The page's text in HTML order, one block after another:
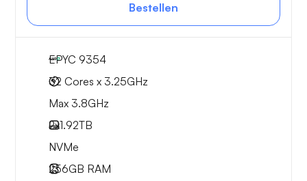
Bestellen
EPYC 9354
32 Cores x 3.25GHz
Max 3.8GHz
2x1.92TB
NVMe
256GB RAM